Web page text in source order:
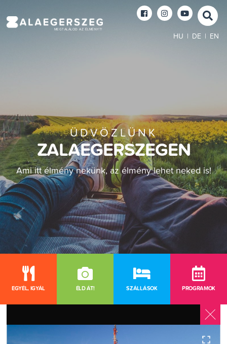
MEGTALÁLOD AZ ÉLMÉNYT!
HU DE EN
ÜDVÖZLÜNK
ZALAEGERSZEGEN
Ami itt élmény nekünk, az élmény lehet neked is!
EGYÉL, IGYÁL ÉLD ÁT! SZÁLLÁSOK PROGRAMOK